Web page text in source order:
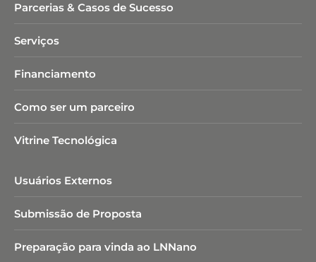
Parcerias & Casos de Sucesso
Serviços
Financiamento
Como ser um parceiro
Vitrine Tecnológica
Usuários Externos
Submissão de Proposta
Preparação para vinda ao LNNano